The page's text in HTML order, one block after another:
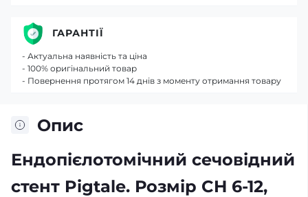
Опис
Ендопієлотомічний сечовідний
стент Pigtale. Розмір CH 6-12,
ГАРАНТІЇ
- Актуальна наявність та ціна
- 100% оригінальний товар
- Повернення протягом 14 днів з моменту отримання товару